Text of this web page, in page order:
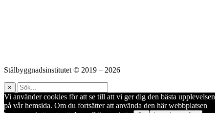
Stålbyggnadsinstitutet © 2019 – 2026
×
Vi använder cookies för att se till att vi ger dig den bästa upplevelsen
på vår hemsida. Om du fortsätter att använda den här webbplatsen